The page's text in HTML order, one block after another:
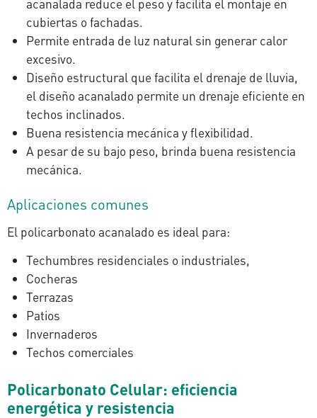
acanalada reduce el peso y facilita el montaje en
cubiertas o fachadas.
Permite entrada de luz natural sin generar calor
excesivo.
Diseño estructural que facilita el drenaje de lluvia,
el diseño acanalado permite un drenaje eficiente en
techos inclinados.
Buena resistencia mecánica y flexibilidad.
A pesar de su bajo peso, brinda buena resistencia
mecánica.
Aplicaciones comunes
El policarbonato acanalado es ideal para:
Techumbres residenciales o industriales,
Cocheras
Terrazas
Patios
Invernaderos
Techos comerciales
Policarbonato Celular: eficiencia
energética y resistencia